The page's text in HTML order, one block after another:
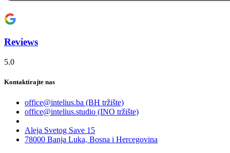
Reviews
5.0
Kontaktirajte nas
office@intelius.ba (BH tržište)
office@intelius.studio (INO tržište)
Aleja Svetog Save 15
78000 Banja Luka, Bosna i Hercegovina